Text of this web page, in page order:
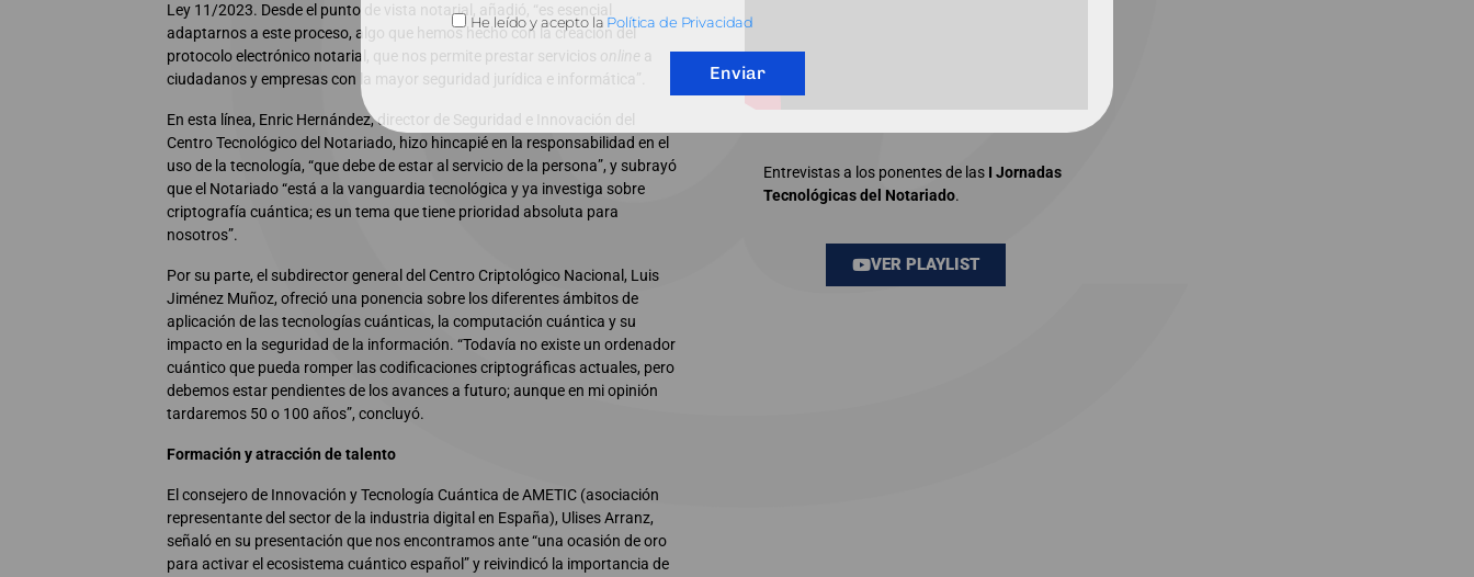
Ley 11/2023. Desde el punto de vista notarial, añadió, “es esencial
adaptarnos a este proceso, algo que hemos hecho con la creación del
protocolo electrónico notarial, que nos permite prestar servicios online a
ciudadanos y empresas con la mayor seguridad jurídica e informática”.
En esta línea, Enric Hernández, director de Seguridad e Innovación del
Centro Tecnológico del Notariado, hizo hincapié en la responsabilidad en el
uso de la tecnología, “que debe de estar al servicio de la persona”, y subrayó
que el Notariado “está a la vanguardia tecnológica y ya investiga sobre
criptografía cuántica; es un tema que tiene prioridad absoluta para
nosotros”.
Por su parte, el subdirector general del Centro Criptológico Nacional, Luis
Jiménez Muñoz, ofreció una ponencia sobre los diferentes ámbitos de
aplicación de las tecnologías cuánticas, la computación cuántica y su
impacto en la seguridad de la información. “Todavía no existe un ordenador
cuántico que pueda romper las codificaciones criptográficas actuales, pero
debemos estar pendientes de los avances a futuro; aunque en mi opinión
tardaremos 50 o 100 años”, concluyó.
Formación y atracción de talento
El consejero de Innovación y Tecnología Cuántica de AMETIC (asociación
representante del sector de la industria digital en España), Ulises Arranz,
señaló en su presentación que nos encontramos ante “una ocasión de oro
para activar el ecosistema cuántico español” y reivindicó la importancia de
Entrevistas a los ponentes de las I Jornadas
Tecnológicas del Notariado.
VER PLAYLIST
He leído y acepto la Política de Privacidad
Enviar